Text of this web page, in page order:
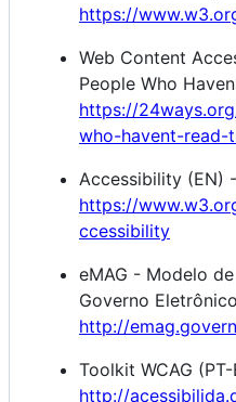
https://
Web Content
People Who
https://
who-havent-read-
Accessibility (EN) -
https://
ccessibility
eMAG - Modelo
Governo
http://
Toolkit WCAG (PT-
http://